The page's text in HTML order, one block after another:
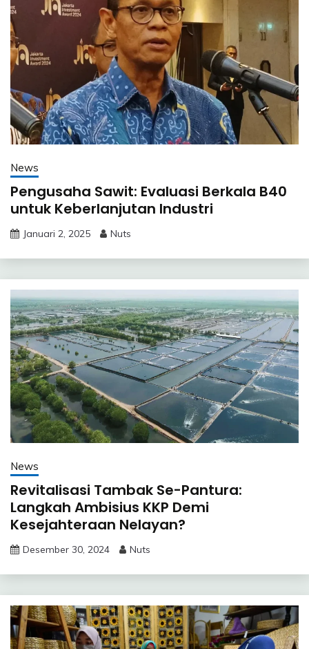
News
Pengusaha Sawit: Evaluasi Berkala B40
untuk Keberlanjutan Industri
Januari 2, 2025 Nuts
News
Revitalisasi Tambak Se-Pantura:
Langkah Ambisius KKP Demi
Kesejahteraan Nelayan?
Desember 30, 2024 Nuts